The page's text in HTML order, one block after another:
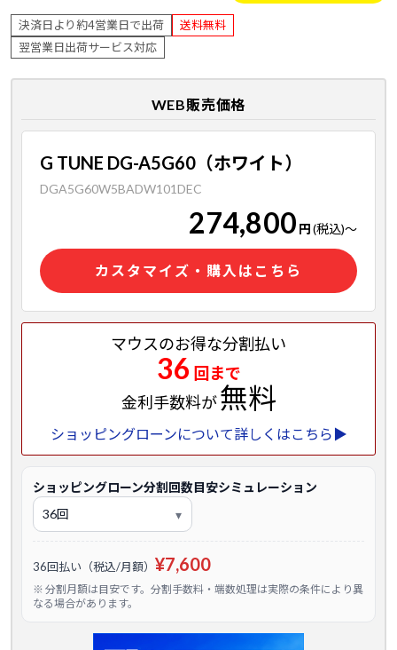
決済日より約4営業日で出荷
送料無料
翌営業日出荷サービス対応
WEB販売価格
G TUNE DG-A5G60（ホワイト）
DGA5G60W5BADW101DEC
274,800 円(税込)～
カスタマイズ・購入はこちら
マウスのお得な分割払い
36 回まで
金利手数料が無料
ショッピングローンについて詳しくはこちら▶
ショッピングローン分割回数目安シミュレーション
36回払い（税込/月額） ¥7,600
※ 分割月額は目安です。分割手数料・端数処理は実際の条件により異
なる場合があります。